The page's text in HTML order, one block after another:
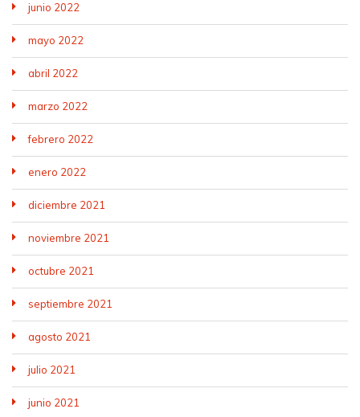
junio 2022
mayo 2022
abril 2022
marzo 2022
febrero 2022
enero 2022
diciembre 2021
noviembre 2021
octubre 2021
septiembre 2021
agosto 2021
julio 2021
junio 2021